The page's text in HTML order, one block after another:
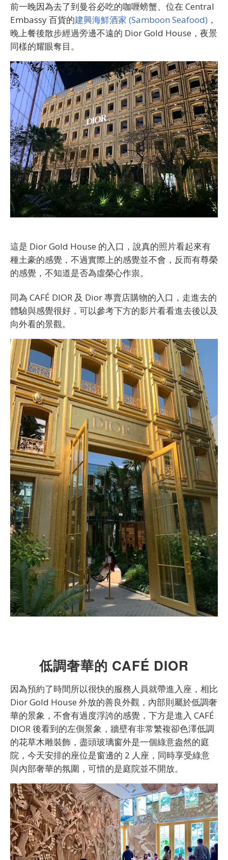
前一晚因為去了到曼谷必吃的咖喱螃蟹、位在 Central
Embassy 百貨的建興海鮮酒家 (Samboon Seafood) ，
晚上餐後散步經過旁邊不遠的 Dior Gold House，夜景
同樣的耀眼奪目。
這是 Dior Gold House 的入口，說真的照片看起來有
種土豪的感覺，不過實際上的感覺並不會，反而有尊榮
的感覺，不知道是否為虛榮心作祟。
同為 CAFÉ DIOR 及 Dior 專賣店購物的入口，走進去的
體驗與感覺很好，可以參考下方的影片看看進去後以及
向外看的景觀。
低調奢華的 CAFÉ DIOR
因為預約了時間所以很快的服務人員就帶進入座，相比
Dior Gold House 外放的善良外觀，內部則屬於低調奢
華的景象，不會有過度浮誇的感覺，下方是進入 CAFÉ
DIOR 後看到的左側景象，牆壁有非常繁複卻色澤低調
的花草木雕裝飾，盡頭玻璃窗外是一個綠意盎然的庭
院，今天安排的座位是窗邊的 2 人座，同時享受綠意
與內部奢華的氛圍，可惜的是庭院並不開放。